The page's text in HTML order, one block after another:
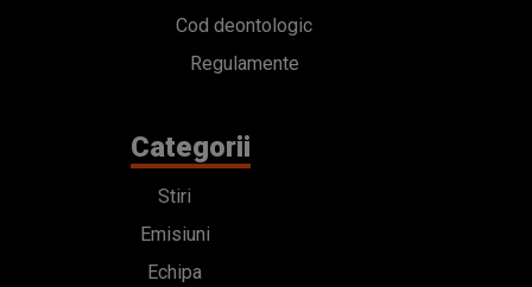
Cod deontologic
Regulamente
Categorii
Stiri
Emisiuni
Echipa